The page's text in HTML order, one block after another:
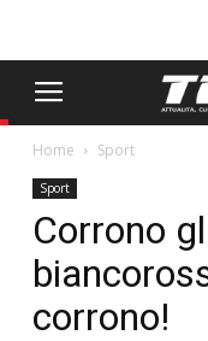
Home Sport
Sport
Corrono
corrono!